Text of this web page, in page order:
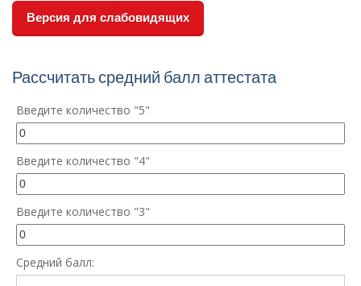
Версия для слабовидящих
Рассчитать средний балл аттестата
Введите количество "5"
Введите количество "4"
Введите количество "3"
Средний балл: